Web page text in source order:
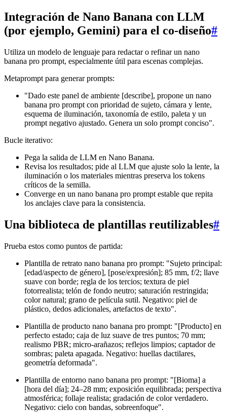
Integración de Nano Banana con LLM
(por ejemplo, Gemini) para el co-diseño#
Utiliza un modelo de lenguaje para redactar o refinar un nano
banana pro prompt, especialmente útil para escenas complejas.
Metaprompt para generar prompts:
"Dado este panel de ambiente [describe], propone un nano
banana pro prompt con prioridad de sujeto, cámara y lente,
esquema de iluminación, taxonomía de estilo, paleta y un
prompt negativo ajustado. Genera un solo prompt conciso".
Bucle iterativo:
Pega la salida de LLM en Nano Banana.
Revisa los resultados; pide al LLM que ajuste solo la lente, la
iluminación o los materiales mientras preserva los tokens
críticos de la semilla.
Converge en un nano banana pro prompt estable que repita
los anclajes clave para la consistencia.
Una biblioteca de plantillas reutilizables#
Prueba estos como puntos de partida:
Plantilla de retrato nano banana pro prompt: "Sujeto principal:
[edad/aspecto de género], [pose/expresión]; 85 mm, f/2; llave
suave con borde; regla de los tercios; textura de piel
fotorrealista; telón de fondo neutro; saturación restringida;
color natural; grano de película sutil. Negativo: piel de
plástico, dedos adicionales, artefactos de texto".
Plantilla de producto nano banana pro prompt: "[Producto] en
perfecto estado; caja de luz suave de tres puntos; 70 mm;
realismo PBR; micro-arañazos; reflejos limpios; captador de
sombras; paleta apagada. Negativo: huellas dactilares,
geometría deformada".
Plantilla de entorno nano banana pro prompt: "[Bioma] a
[hora del día]; 24–28 mm; exposición equilibrada; perspectiva
atmosférica; follaje realista; gradación de color verdadero.
Negativo: cielo con bandas, sobreenfoque".